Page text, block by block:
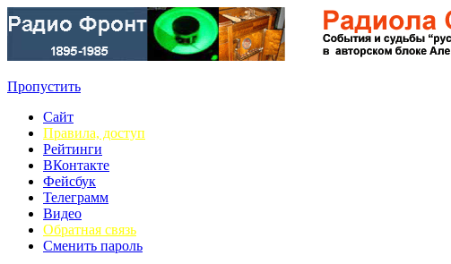
Пропустить
Сайт
Правила, доступ
Рейтинги
ВКонтакте
Фейсбук
Телеграмм
Видео
Обратная связь
Сменить пароль